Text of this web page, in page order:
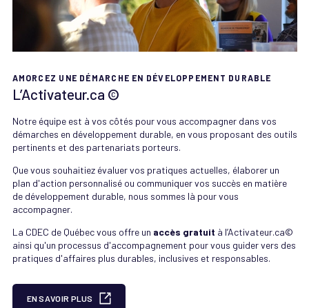
AMORCEZ UNE DÉMARCHE EN DÉVELOPPEMENT DURABLE
L’Activateur.ca ©
Notre équipe est à vos côtés pour vous accompagner dans vos
démarches en développement durable, en vous proposant des outils
pertinents et des partenariats porteurs.
Que vous souhaitiez évaluer vos pratiques actuelles, élaborer un
plan d'action personnalisé ou communiquer vos succès en matière
de développement durable, nous sommes là pour vous
accompagner.
La CDEC de Québec vous offre un accès gratuit à l’Activateur.ca©
ainsi qu'un processus d'accompagnement pour vous guider vers des
pratiques d'affaires plus durables, inclusives et responsables.
EN SAVOIR PLUS